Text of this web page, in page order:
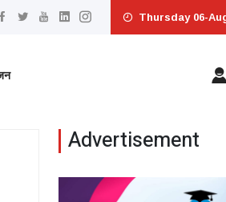
Thursday 06-
Advertisement